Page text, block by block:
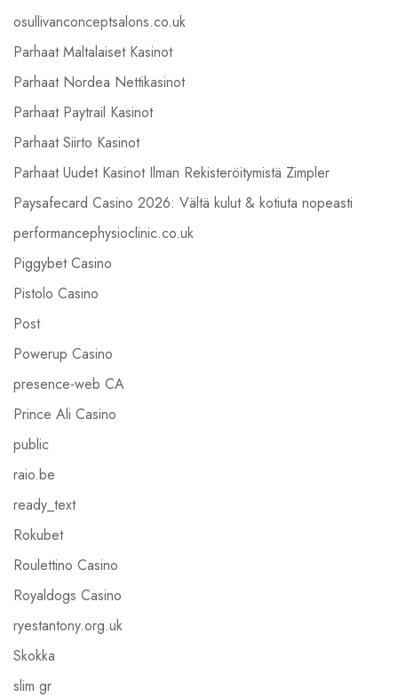
osullivanconceptsalons.co.uk
Parhaat Maltalaiset Kasinot
Parhaat Nordea Nettikasinot
Parhaat Paytrail Kasinot
Parhaat Siirto Kasinot
Parhaat Uudet Kasinot Ilman Rekisteröitymistä Zimpler
Paysafecard Casino 2026: Vältä kulut & kotiuta nopeasti
performancephysioclinic.co.uk
Piggybet Casino
Pistolo Casino
Post
Powerup Casino
presence-web CA
Prince Ali Casino
public
raio.be
ready_text
Rokubet
Roulettino Casino
Royaldogs Casino
ryestantony.org.uk
Skokka
slim gr